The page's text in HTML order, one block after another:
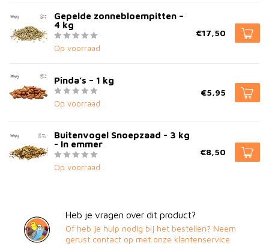
Gepelde zonnebloempitten –
4 kg
Op voorraad
€17,50
Pinda’s – 1 kg
Op voorraad
€5,95
Buitenvogel Snoepzaad - 3 kg
- In emmer
Op voorraad
€8,50
Heb je vragen over dit product?
Of heb je hulp nodig bij het bestellen? Neem
gerust contact op met onze klantenservice